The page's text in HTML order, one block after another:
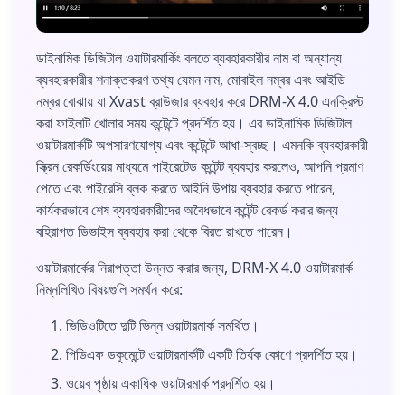
ডাইনামিক ডিজিটাল ওয়াটারমার্কিং বলতে ব্যবহারকারীর নাম বা অন্যান্য
ব্যবহারকারীর শনাক্তকরণ তথ্য যেমন নাম, মোবাইল নম্বর এবং আইডি
নম্বর বোঝায় যা Xvast ব্রাউজার ব্যবহার করে DRM-X 4.0 এনক্রিপ্ট
করা ফাইলটি খোলার সময় কন্টেন্টে প্রদর্শিত হয়। এর ডাইনামিক ডিজিটাল
ওয়াটারমার্কটি অপসারণযোগ্য এবং কন্টেন্টে আধা-স্বচ্ছ। এমনকি ব্যবহারকারী
স্ক্রিন রেকর্ডিংয়ের মাধ্যমে পাইরেটেড কন্টেন্ট ব্যবহার করলেও, আপনি প্রমাণ
পেতে এবং পাইরেসি ব্লক করতে আইনি উপায় ব্যবহার করতে পারেন,
কার্যকরভাবে শেষ ব্যবহারকারীদের অবৈধভাবে কন্টেন্ট রেকর্ড করার জন্য
বহিরাগত ডিভাইস ব্যবহার করা থেকে বিরত রাখতে পারেন।
ওয়াটারমার্কের নিরাপত্তা উন্নত করার জন্য, DRM-X 4.0 ওয়াটারমার্ক
নিম্নলিখিত বিষয়গুলি সমর্থন করে:
ভিডিওটিতে দুটি ভিন্ন ওয়াটারমার্ক সমর্থিত।
পিডিএফ ডকুমেন্টে ওয়াটারমার্কটি একটি তির্যক কোণে প্রদর্শিত হয়।
ওয়েব পৃষ্ঠায় একাধিক ওয়াটারমার্ক প্রদর্শিত হয়।